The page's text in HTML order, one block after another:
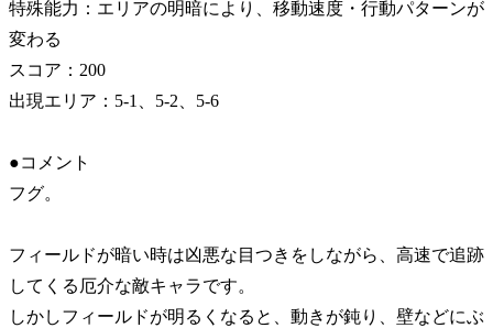
特殊能力：エリアの明暗により、移動速度・行動パターンが
変わる
スコア：200
出現エリア：5-1、5-2、5-6
●コメント
フグ。
フィールドが暗い時は凶悪な目つきをしながら、高速で追跡
してくる厄介な敵キャラです。
しかしフィールドが明るくなると、動きが鈍り、壁などにぶ